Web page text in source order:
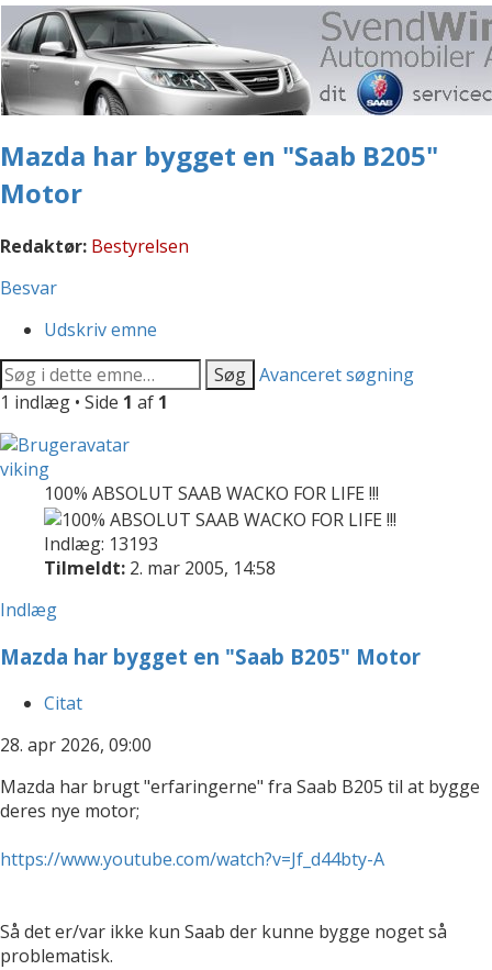
Mazda har bygget en "Saab B205"
Motor
Redaktør: Bestyrelsen
Besvar
Udskriv emne
Søg Avanceret søgning
1 indlæg • Side 1 af 1
viking
100% ABSOLUT SAAB WACKO FOR LIFE !!!
Indlæg: 13193
Tilmeldt: 2. mar 2005, 14:58
Indlæg
Mazda har bygget en "Saab B205" Motor
Citat
28. apr 2026, 09:00
Mazda har brugt "erfaringerne" fra Saab B205 til at bygge
deres nye motor;
https://www.youtube.com/watch?v=Jf_d44bty-A
Så det er/var ikke kun Saab der kunne bygge noget så
problematisk.